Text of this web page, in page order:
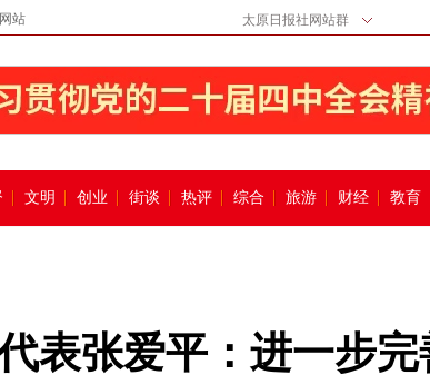
站 太原日报社网站群
文明 创业 街谈 热评 综合 旅游 财经 教育
表张爱平：进一步